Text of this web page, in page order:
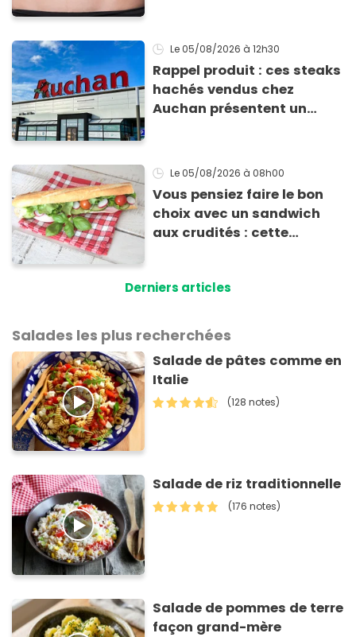
Le 05/08/2026 à 12h30
Rappel produit : ces steaks
hachés vendus chez
Auchan présentent un
Le 05/08/2026 à 08h00
Vous pensiez faire le bon
choix avec un sandwich
aux crudités : cette
Derniers articles
Salades les plus recherchées
Salade de pâtes comme en
Italie
(128 notes)
Salade de riz traditionnelle
(176 notes)
Salade de pommes de terre
façon grand-mère